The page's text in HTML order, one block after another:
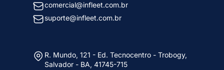
comercial@infleet.com.br
suporte@infleet.com.br
R. Mundo, 121 - Ed. Tecnocentro - Trobogy,
Salvador - BA, 41745-715